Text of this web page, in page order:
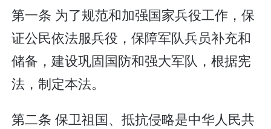
第一条 为了规范和加强国家兵役工作，保
证公民依法服兵役，保障军队兵员补充和
储备，建设巩固国防和强大军队，根据宪
法，制定本法。
第二条 保卫祖国、抵抗侵略是中华人民共